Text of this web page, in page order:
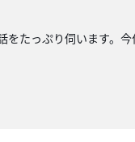
たっぷり伺います。